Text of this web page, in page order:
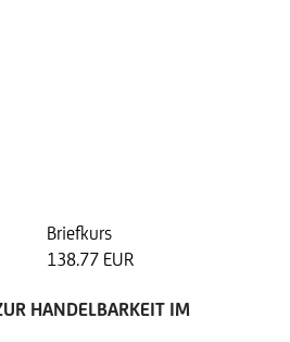
Briefkurs
138.77 EUR
HANDELBARKEIT IM